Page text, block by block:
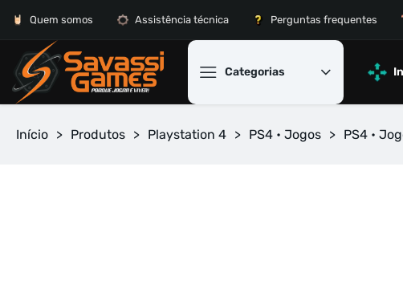
Quem somos Assistência técnica Perguntas frequentes
Categorias
Início > Produtos > Playstation 4 > PS4 • Jogos > PS4 •